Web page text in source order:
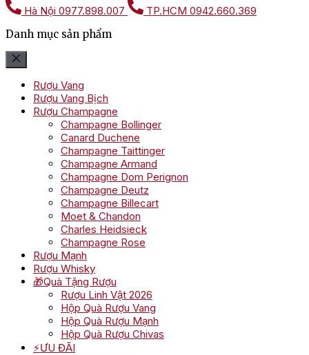
Hà Nội 0977.898.007 TP.HCM 0942.660.369
Danh mục sản phẩm
Rượu Vang
Rượu Vang Bịch
Rượu Champagne
Champagne Bollinger
Canard Duchene
Champagne Taittinger
Champagne Armand
Champagne Dom Perignon
Champagne Deutz
Champagne Billecart
Moet & Chandon
Charles Heidsieck
Champagne Rose
Rượu Mạnh
Rượu Whisky
🎁Quà Tặng Rượu
Rượu Linh Vật 2026
Hộp Quà Rượu Vang
Hộp Quà Rượu Mạnh
Hộp Quà Rượu Chivas
⚡ƯU ĐÃI